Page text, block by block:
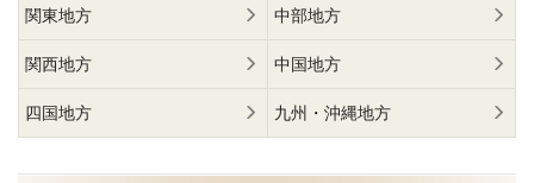
関東地方 中部地方
関西地方 中国地方
四国地方 九州・沖縄地方